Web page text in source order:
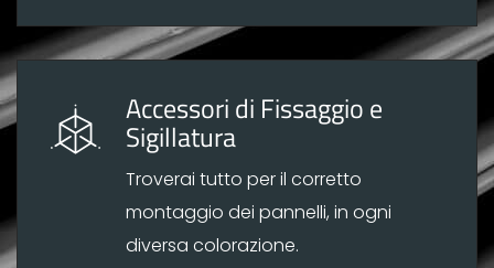
Accessori di Fissaggio e
Sigillatura
Troverai tutto per il corretto
montaggio dei pannelli, in ogni
diversa colorazione.